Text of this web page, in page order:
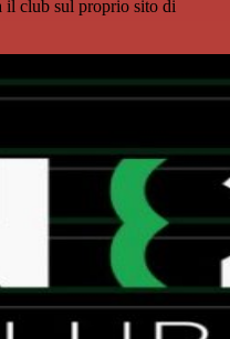
il club sul proprio sito di